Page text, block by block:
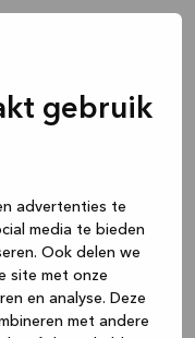
gebruik
advertenties te
media te bieden
Ook delen we
site met onze
en analyse. Deze
met andere